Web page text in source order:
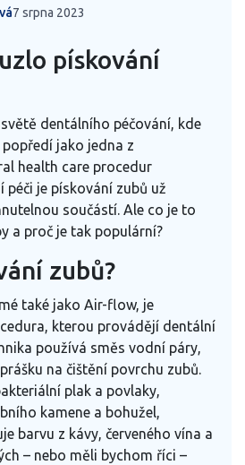
7 srpna 2023
pískování
dentálního péčování, kde
jako jedna z
health care procedur
péči je pískování zubů už
součástí. Ale co je to
a proč je tak populární?
zubů?
také jako Air-flow, je
kterou provádějí dentální
používá směs vodní páry,
na čištění povrchu zubů.
plak a povlaky,
kamene a bohužel,
barvu z kávy, červeného vína a
– nebo měli bychom říci –